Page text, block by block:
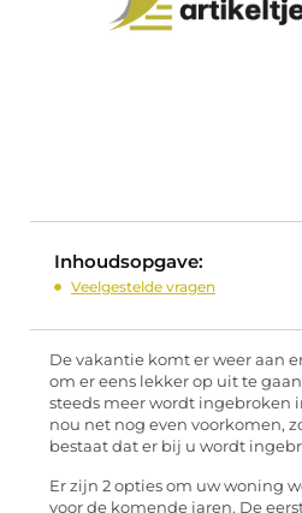
Inhoudsopgave:
Veelgestelde vragen
De vakantie komt er weer aan
om er eens lekker op uit te
steeds meer wordt ingebroken
nou net nog even voorkomen,
bestaat dat er bij u wordt
Er zijn 2 opties om uw woning
voor de komende jaren. De